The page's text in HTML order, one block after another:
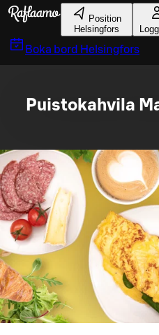
Gå till huvudinnehållet
Position
Helsingfors
Boka bord Helsingfors
Puistokahvila